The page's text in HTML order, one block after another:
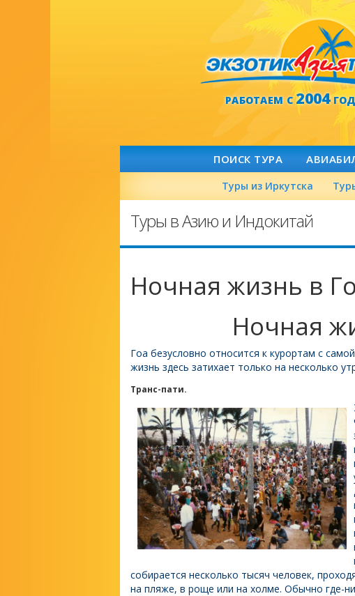
РАБОТАЕМ С2004
ПОИСК ТУРА
Туры из Иркутска
Туры в Азию и Индокитай
Ночная жизнь в
Ночная
Гоа безусловно относится к курортам с
жизнь здесь затихает только на несколько
Транс-пати.
собирается несколько тысяч человек,
на пляже, в роще или на холме. Обычно где-